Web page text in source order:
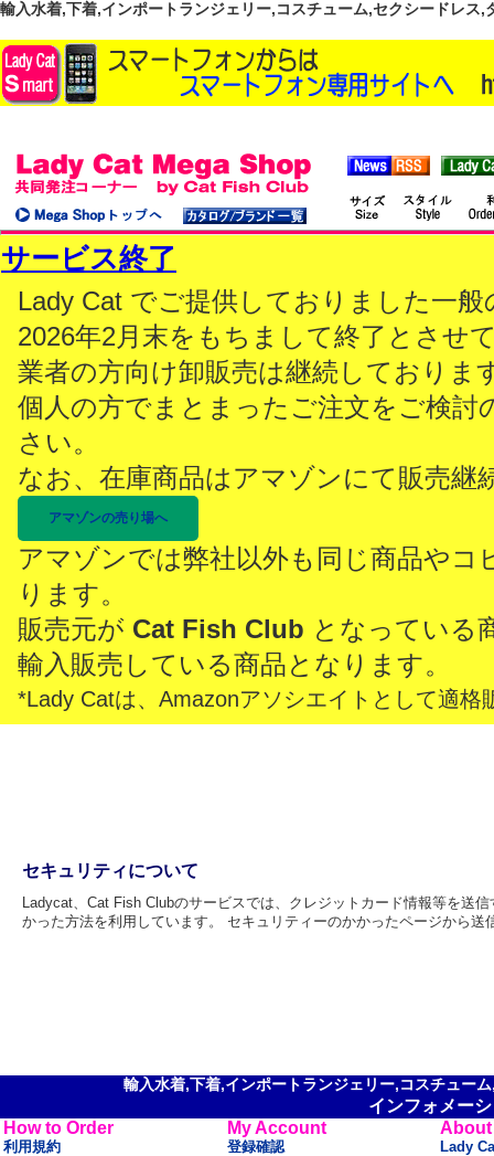
輸入水着,下着,インポートランジェリー,コスチューム,セクシードレス
サービス終了
Lady Cat でご提供しておりました一
2026年2月末をもちまして終了とさせ
業者の方向け卸販売は継続しておりま
個人の方でまとまったご注文をご検討
さい。
なお、在庫商品はアマゾンにて販売継
アマゾンの売り場へ
アマゾンでは弊社以外も同じ商品やコ
ります。
販売元が Cat Fish Club となっている
輸入販売している商品となります。
*Lady Catは、Amazonアソシエイトとして適格
セキュリティについて
Ladycat、Cat Fish Clubのサービスでは、クレジットカード情報等を送
かった方法を利用しています。 セキュリティーのかかったページから
輸入水着,下着,インポートランジェリー,コスチュー
インフォメー
How to Order
利用規約
My Account
登録確認
About
Lady